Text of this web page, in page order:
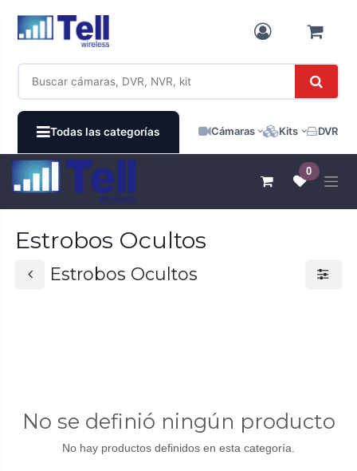
Todas las categorías Cámaras Kits DVR /
0
Estrobos Ocultos
Estrobos Ocultos
No se definió ningún producto
No hay productos definidos en esta categoría.